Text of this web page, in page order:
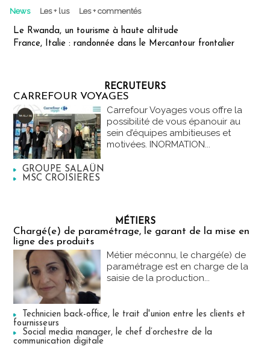
News Les + lus Les + commentés
Le Rwanda, un tourisme à haute altitude
France, Italie : randonnée dans le Mercantour frontalier
RECRUTEURS
CARREFOUR VOYAGES
Carrefour Voyages vous offre la
possibilité de vous épanouir au
sein d’équipes ambitieuses et
motivées. INORMATION...
GROUPE SALAÜN
MSC CROISIERES
MÉTIERS
Chargé(e) de paramétrage, le garant de la mise en
ligne des produits
Métier méconnu, le chargé(e) de
paramétrage est en charge de la
saisie de la production...
Technicien back-office, le trait d'union entre les clients et
fournisseurs
Social media manager, le chef d’orchestre de la
communication digitale